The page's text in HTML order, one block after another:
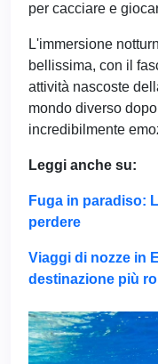
per cacciare e
L'immersione
bellissima, con il
attività nascoste
mondo diverso
incredibilmente
Leggi anche su:
Fuga in paradiso:
perdere
Viaggi di nozze in
destinazione più